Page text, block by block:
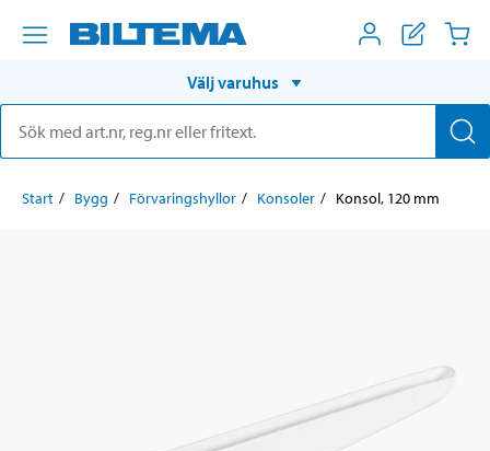
Välj varuhus
Start Bygg Förvaringshyllor Konsoler Konsol, 120 mm